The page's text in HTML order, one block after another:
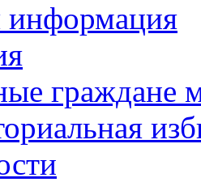
граждане